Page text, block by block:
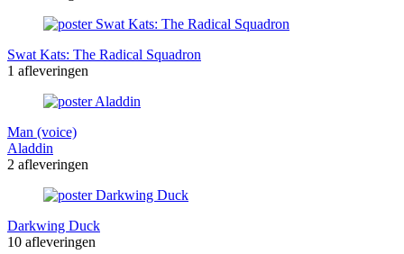
Swat Kats: The Radical Squadron
1 afleveringen
Man (voice)
Aladdin
2 afleveringen
Darkwing Duck
10 afleveringen